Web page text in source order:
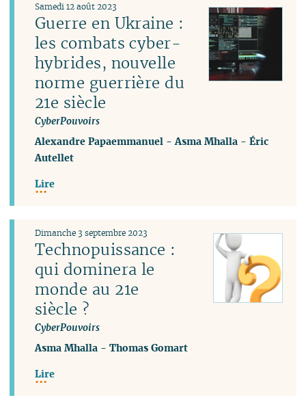
Guerre en Ukraine :
les combats cyber-
hybrides, nouvelle
norme guerrière du
21e siècle
CyberPouvoirs
Samedi 12 août 2023
Alexandre Papaemmanuel -Asma Mhalla -Éric
Autellet
Lire
Technopuissance :
qui dominera le
monde au 21e
siècle ?
CyberPouvoirs
Dimanche 3 septembre 2023
Asma Mhalla -Thomas Gomart
Lire